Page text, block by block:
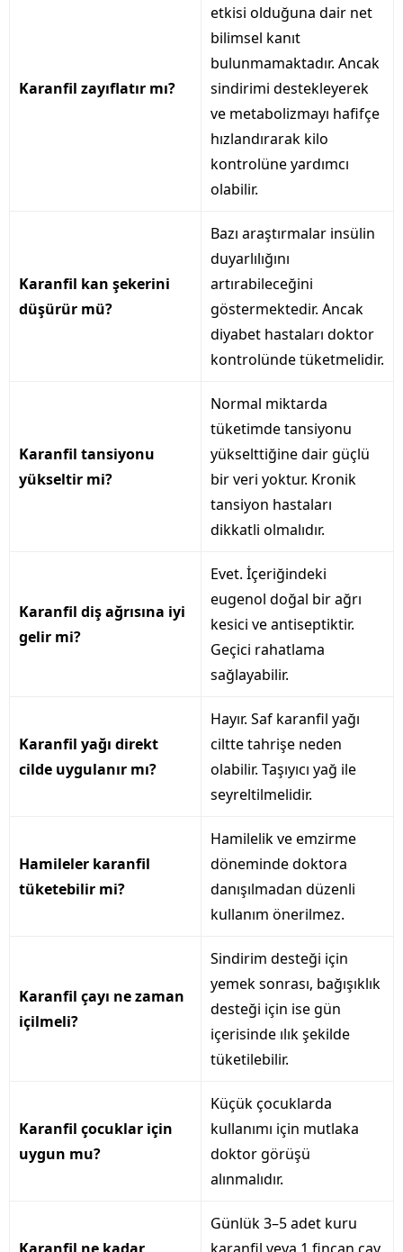
Karanfil zayıflatır mı?
etkisi olduğuna dair net
bilimsel kanıt
bulunmamaktadır. Ancak
sindirimi destekleyerek
ve metabolizmayı hafifçe
hızlandırarak kilo
kontrolüne yardımcı
olabilir.
Karanfil kan şekerini
düşürür mü?
Bazı araştırmalar insülin
duyarlılığını
artırabileceğini
göstermektedir. Ancak
diyabet hastaları doktor
kontrolünde tüketmelidir.
Karanfil tansiyonu
yükseltir mi?
Normal miktarda
tüketimde tansiyonu
yükselttiğine dair güçlü
bir veri yoktur. Kronik
tansiyon hastaları
dikkatli olmalıdır.
Karanfil diş ağrısına iyi
gelir mi?
Evet. İçeriğindeki
eugenol doğal bir ağrı
kesici ve antiseptiktir.
Geçici rahatlama
sağlayabilir.
Karanfil yağı direkt
cilde uygulanır mı?
Hayır. Saf karanfil yağı
ciltte tahrişe neden
olabilir. Taşıyıcı yağ ile
seyreltilmelidir.
Hamileler karanfil
tüketebilir mi?
Hamilelik ve emzirme
döneminde doktora
danışılmadan düzenli
kullanım önerilmez.
Karanfil çayı ne zaman
içilmeli?
Sindirim desteği için
yemek sonrası, bağışıklık
desteği için ise gün
içerisinde ılık şekilde
tüketilebilir.
Karanfil çocuklar için
uygun mu?
Küçük çocuklarda
kullanımı için mutlaka
doktor görüşü
alınmalıdır.
Günlük 3–5 adet kuru